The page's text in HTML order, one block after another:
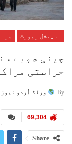
اسپیشل رپورٹ
چینی صوبے
حراستی
By ورلڈ اُردو نیوز
69,304
Share